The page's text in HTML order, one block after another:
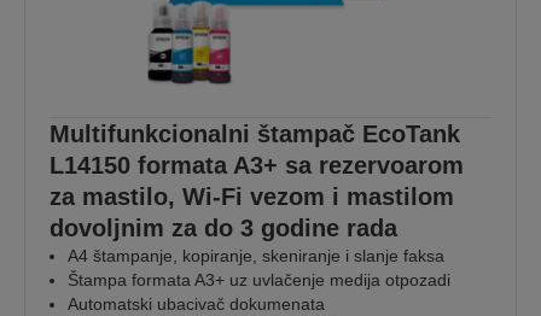
Multifunkcionalni štampač EcoTank
L14150 formata A3+ sa rezervoarom
za mastilo, Wi-Fi vezom i mastilom
dovoljnim za do 3 godine rada
A4 štampanje, kopiranje, skeniranje i slanje faksa
Štampa formata A3+ uz uvlačenje medija otpozadi
Automatski ubacivač dokumenata